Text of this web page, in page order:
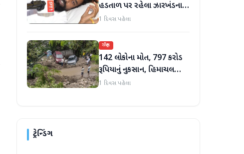
હડતાળ પર રહેલા ઝારખંડના
વિદ્યાર્થી નેતા દેવેન્દ્ર નાથ
1 દિવસ પહેલા
રાષ્ટ્રીય
142 લોકોના મોત, 797 કરોડ
રૂપિયાનું નુકસાન, હિમાચલ
પ્રદેશમાં ભારે ચોમાસાનો સામનો
1 દિવસ પહેલા
ટ્રેન્ડિંગ